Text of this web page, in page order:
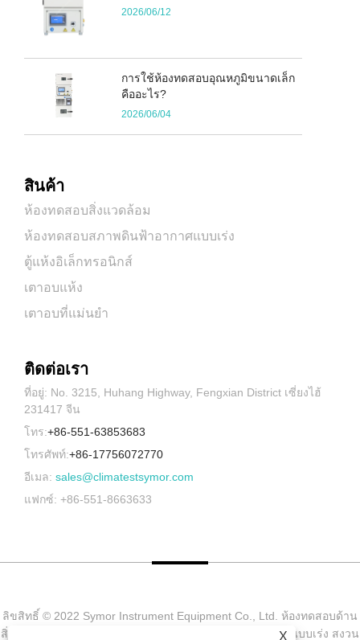
2026/06/12
การใช้ห้องทดสอบอุณหภูมิขนาดเล็ก
คืออะไร?
2026/06/04
สินค้า
ห้องทดสอบสิ่งแวดล้อม
ห้องทดสอบสภาพดินฟ้าอากาศแบบเร่ง
ตู้แห้งอิเล็กทรอนิกส์
เตาอบแห้ง
เตาอบที่แม่นยำ
ติดต่อเรา
ที่อยู่: No. 3215, Huhang Highway, Fengxian District เซี่ยงไฮ้
231417 จีน
โทร:+86-551-63853683
โทรศัพท์:+86-17756072770
อีเมล: sales@climatestsymor.com
แฟกซ์: +86-551-8663633
ลิขสิทธิ์ © 2022 Symor Instrument Equipment Co., Ltd. ห้องทดสอบด้าน
สิ่งแวดล้อม, ตู้แห้งแบบอิเล็กทรอนิกส์, ห้องทดสอบการผุกร่อนแบบเร่ง สงวน
X